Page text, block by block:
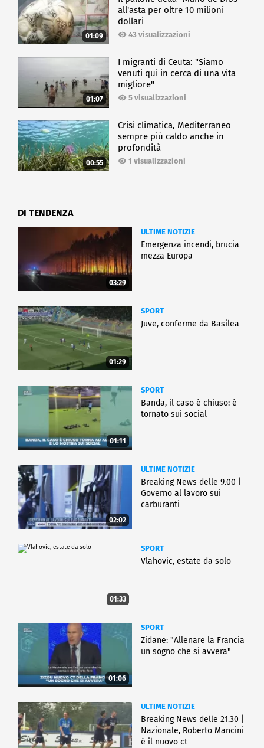
01:09
all'asta per oltre 10 milioni
dollari
43 visualizzazioni
01:07
I migranti di Ceuta: "Siamo
venuti qui in cerca di una vita
migliore"
5 visualizzazioni
00:55
Crisi climatica, Mediterraneo
sempre più caldo anche in
profondità
1 visualizzazioni
DI TENDENZA
03:29
ULTIME NOTIZIE
Emergenza incendi, brucia
mezza Europa
01:29
SPORT
Juve, conferme da Basilea
01:11
SPORT
Banda, il caso è chiuso: è
tornato sui social
02:02
ULTIME NOTIZIE
Breaking News delle 9.00 |
Governo al lavoro sui
carburanti
01:33
SPORT
Vlahovic, estate da solo
01:06
SPORT
Zidane: "Allenare la Francia
un sogno che si avvera"
ULTIME NOTIZIE
Breaking News delle 21.30 |
Nazionale, Roberto Mancini
è il nuovo ct